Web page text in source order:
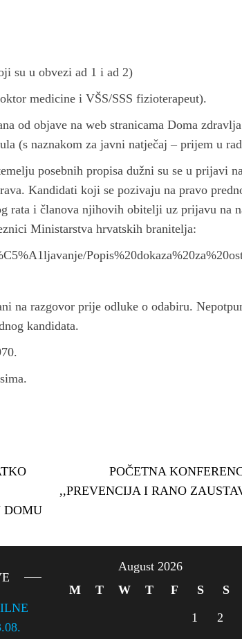
su u obvezi ad 1 i ad 2)
medicine i VŠS/SSS fizioterapeut).
od objave na web stranicama Doma
(s naznakom za javni natječaj – prijem u
posebnih propisa dužni su se u prijavi
Kandidati koji se pozivaju na pravo
rata i članova njihovih obitelji uz prijavu na
Ministarstva hrvatskih branitelja:
na razgovor prije odluke o odabiru.
kandidata.
DOMU
POČETNA
,,PREVENCIJA I RANO
August 2026
M
T W T F S
S
1
2